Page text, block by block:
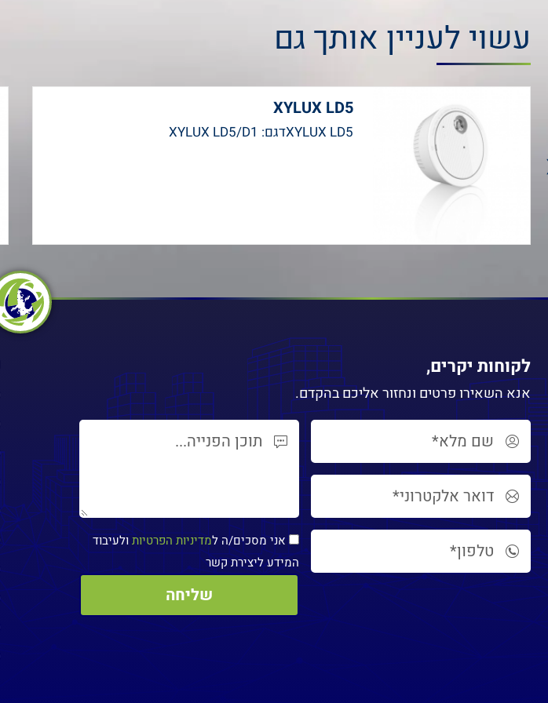
עשוי לעניין אותך גם
XYLUX LD5
XYLUX LD5דגם: XYLUX LD5/D1
לקוחות יקרים,
אנא השאירו פרטים ונחזור אליכם בהקדם.
אני מסכים/ה למדיניות הפרטיותולעיבוד
המידע ליצירת קשר